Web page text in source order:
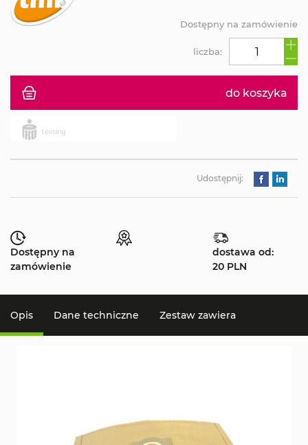
do koszyka
liczba:
Dostępny na zamówienie
Udostępnij:
Dostępny na
zamówienie
dostawa od:
20 PLN
Opis Dane techniczne Zestaw zawiera